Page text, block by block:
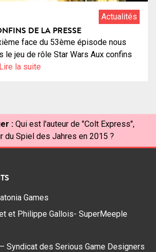
Actualités
DE LA PRESSE
face du 53ème épisode nous
le jeu de rôle Star Wars Aux confins
Lire la suite
: Qui est l'auteur de "Colt Express",
du Spiel des Jahres en 2015 ?
Games
et Philippe Gallois- SuperMeeple
Syndicat des Serious Game Designers